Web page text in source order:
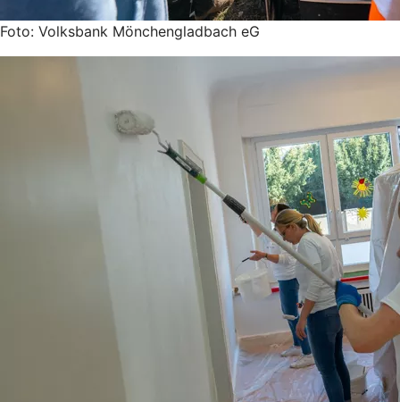
Foto: Volksbank Mönchengladbach eG